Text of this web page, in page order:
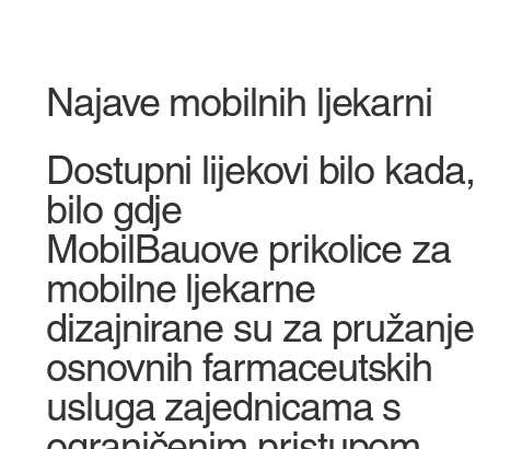
Dostupni lijekovi bilo kada,
bilo gdje
MobilBauove prikolice za
mobilne ljekarne
dizajnirane su za pružanje
osnovnih farmaceutskih
usluga zajednicama s
Najave mobilnih ljekarni